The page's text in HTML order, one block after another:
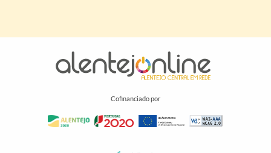
Cofinanciado por